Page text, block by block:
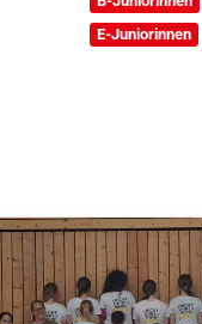
E-Juniorinnen